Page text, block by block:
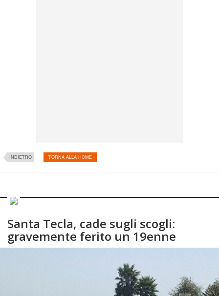
INDIETRO TORNA ALLA HOME
Santa Tecla, cade sugli scogli:
gravemente ferito un 19enne